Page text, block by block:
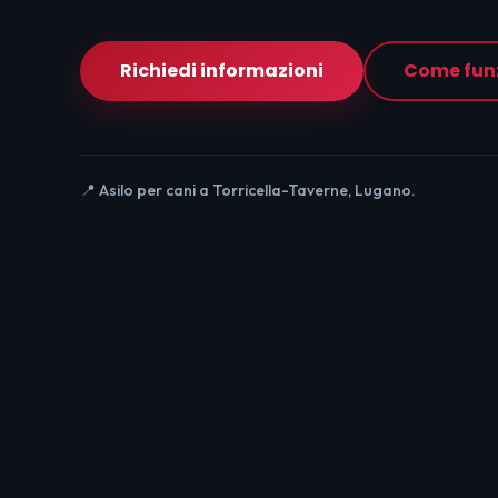
Richiedi informazioni Come
📍 Asilo per cani a Torricella-Taverne, Lugano.